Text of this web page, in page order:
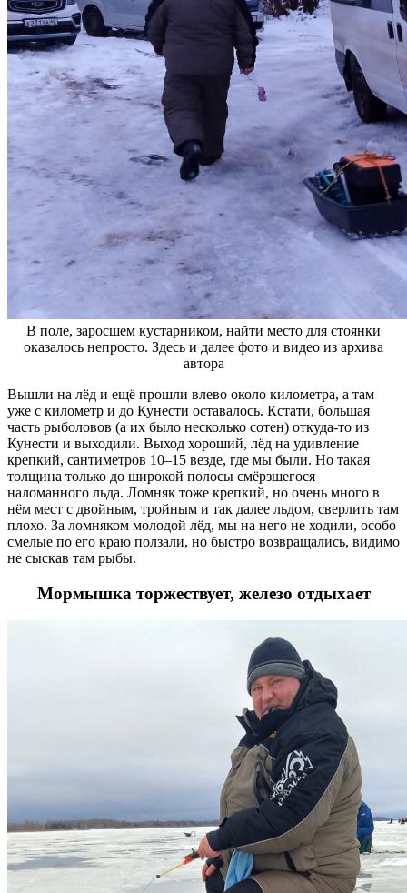
В поле, заросшем кустарником, найти место для стоянки
оказалось непросто. Здесь и далее фото и видео из архива
автора
Вышли на лёд и ещё прошли влево около километра, а там
уже с километр и до Кунести оставалось. Кстати, большая
часть рыболовов (а их было несколько сотен) откуда-то из
Кунести и выходили. Выход хороший, лёд на удивление
крепкий, сантиметров 10–15 везде, где мы были. Но такая
толщина только до широкой полосы смёрзшегося
наломанного льда. Ломняк тоже крепкий, но очень много в
нём мест с двойным, тройным и так далее льдом, сверлить там
плохо. За ломняком молодой лёд, мы на него не ходили, особо
смелые по его краю ползали, но быстро возвращались, видимо
не сыскав там рыбы.
Мормышка торжествует, железо отдыхает